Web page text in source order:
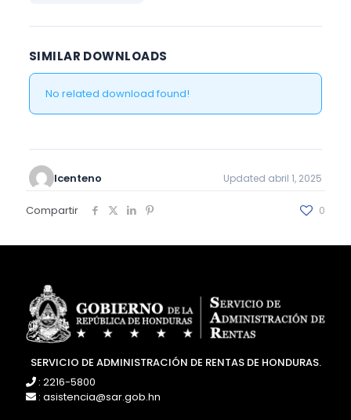
SIMILAR DOWNLOADS
No related download found!
lcenteno Updated abril 1, 2025
Compartir 0
SERVICIO DE ADMINISTRACIÓN DE RENTAS DE HONDURAS.
: 2216-5800
: asistencia@sar.gob.hn